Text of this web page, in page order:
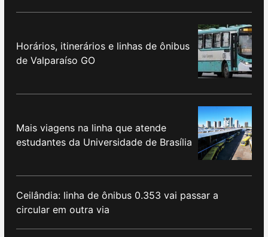
Horários, itinerários e linhas de ônibus
de Valparaíso GO
Mais viagens na linha que atende
estudantes da Universidade de Brasília
Ceilândia: linha de ônibus 0.353 vai passar a
circular em outra via